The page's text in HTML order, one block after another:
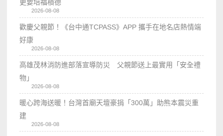
更要培福積德
2026-08-08
歡慶父親節！《台中通TCPASS》APP 攜手在地名店熱情端
好康
2026-08-08
高雄茂林消防進部落宣導防災 父親節送上最實用「安全禮
物」
2026-08-08
暖心跨海送暖！台灣首廟天壇豪捐「300萬」助熊本震災重
建
2026-08-08